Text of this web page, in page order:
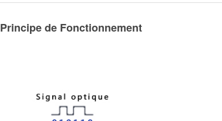
Principe de Fonctionnement